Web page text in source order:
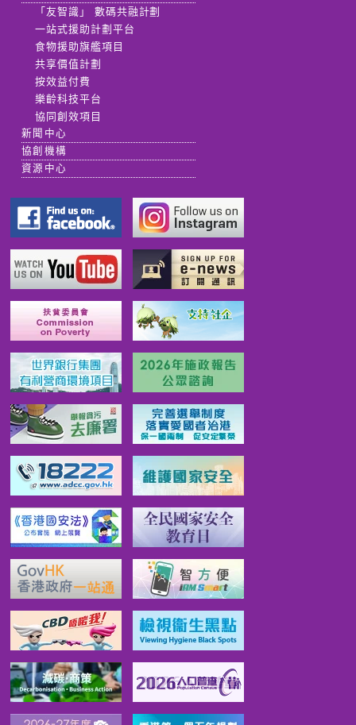
「友智識」 數碼共融計劃
一站式援助計劃平台
食物援助旗艦項目
共享價值計劃
按效益付費
樂齡科技平台
協同創效項目
新聞中心
協創機構
資源中心